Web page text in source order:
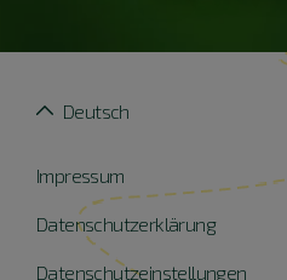
Impressum
Datenschutzerklärung
Datenschutzeinstellungen
Deutsch